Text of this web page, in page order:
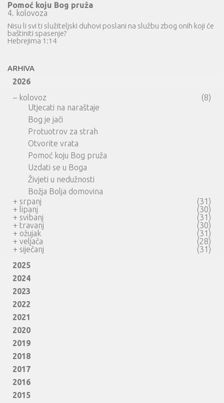
Pomoć koju Bog pruža
4. kolovoza
Nisu li svi ti služiteljski duhovi poslani na službu zbog onih koji će
baštiniti spasenje?
Hebrejima 1:14
ARHIVA
2026
– kolovoz
(8)
Utjecati na naraštaje
Bog je jači
Protuotrov za strah
Otvorite vrata
Pomoć koju Bog pruža
Uzdati se u Boga
Živjeti u nedužnosti
Božja Bolja domovina
+ srpanj
(31)
+ lipanj
(30)
+ svibanj
(31)
+ travanj
(30)
+ ožujak
(31)
+ veljača
(28)
+ siječanj
(31)
2025
2024
2023
2022
2021
2020
2019
2018
2017
2016
2015